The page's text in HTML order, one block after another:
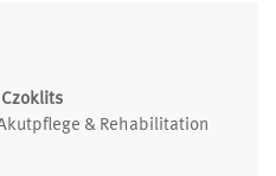
Czoklits
& Rehabilitation